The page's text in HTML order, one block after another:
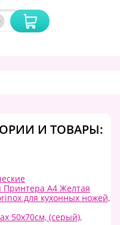
И ТОВАРЫ:
Принтера А4 Желтая
для кухонных ножей,
50х70см, (серый),